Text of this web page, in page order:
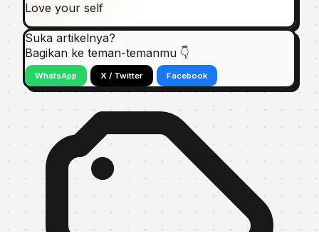
Love your self
Suka artikelnya?
Bagikan ke teman-temanmu 👇
WhatsApp X / Twitter Facebook